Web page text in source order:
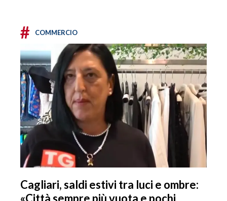
# COMMERCIO
Cagliari, saldi estivi tra luci e ombre: